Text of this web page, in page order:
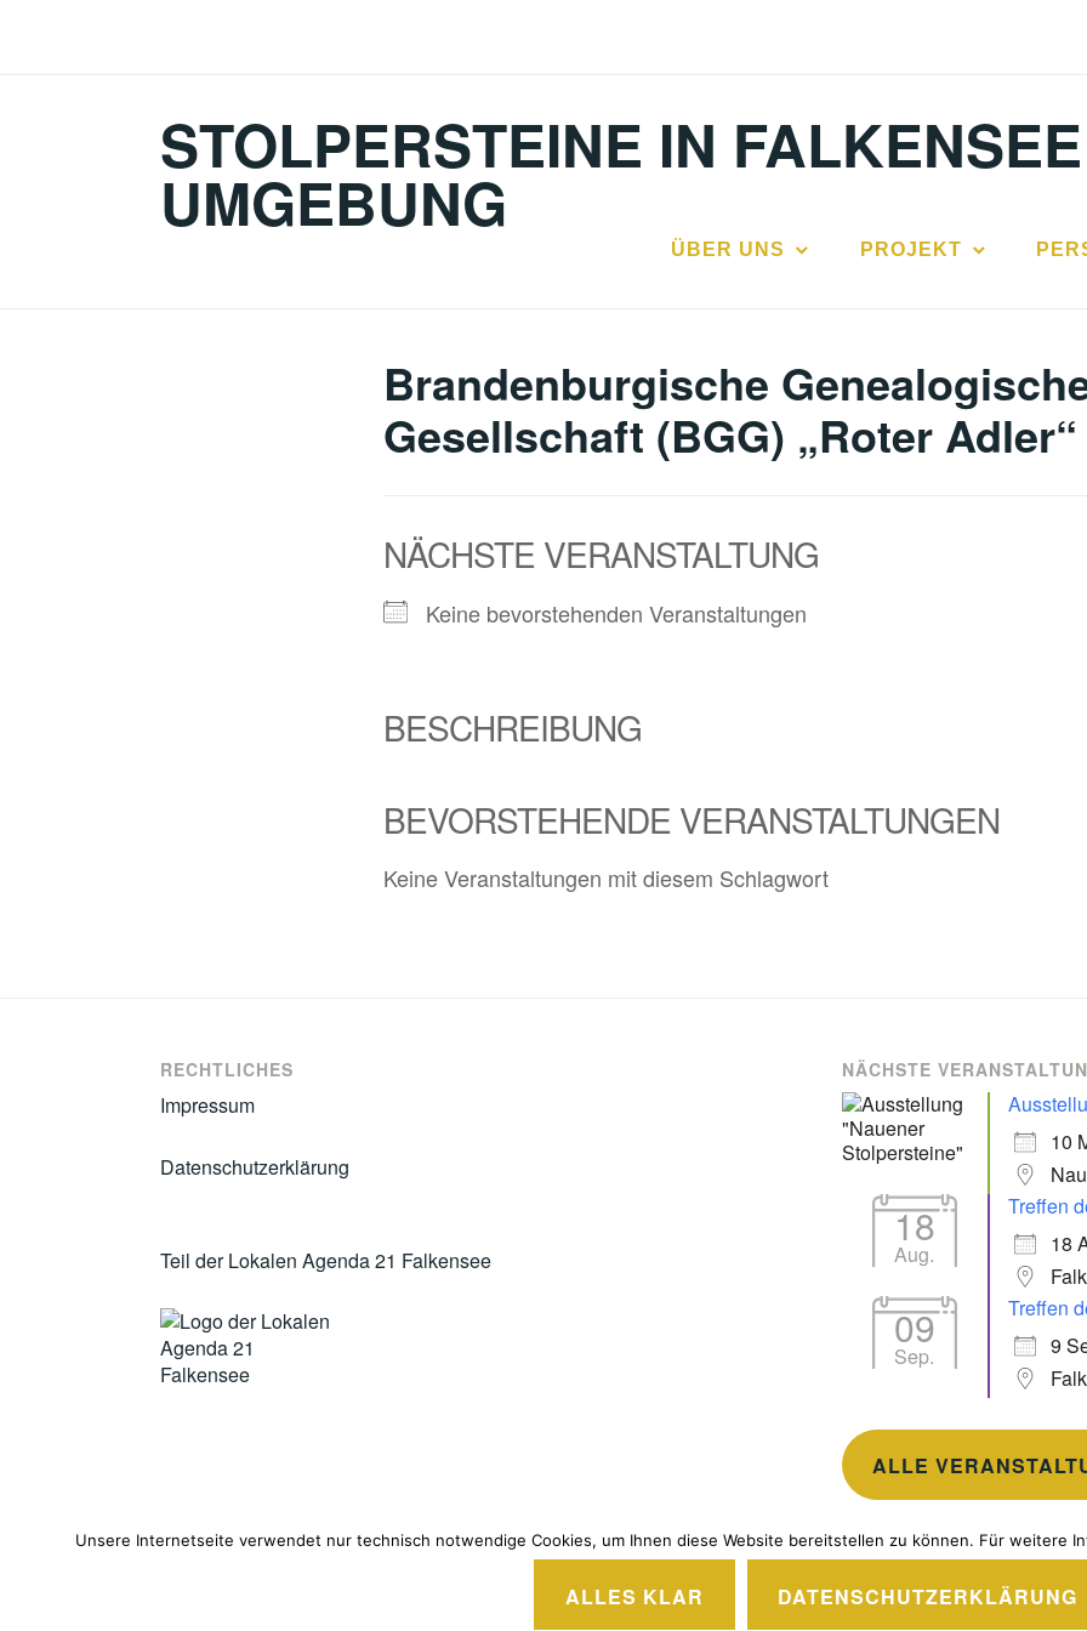
STOLPERSTEINE IN
UMGEBUNG
ÜBER UNS PROJEKT
Brandenburgische
Gesellschaft (BGG) „Roter Adler“
NÄCHSTE VERANSTALTUNG
Keine bevorstehenden Veranstaltungen
BESCHREIBUNG
BEVORSTEHENDE VERANSTALTUNGEN
Keine Veranstaltungen mit diesem Schlagwort
RECHTLICHES
Impressum
Datenschutzerklärung
Teil der Lokalen Agenda 21 Falkensee
NÄCHSTE
10
18
Aug.
Treffen
18
09
Sep.
Treffen
9
ALLE
STOLZ BEREITGESTELLT VON WORDPRESS |THEME: IXION VON
Unsere Internetseite verwendet nur technisch notwendige Cookies, um Ihnen diese Website bereitstellen zu können. Für weitere
ALLES KLAR DATENSCHUTZERKLÄRUNG